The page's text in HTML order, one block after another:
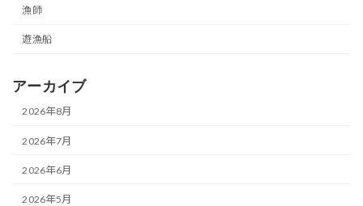
漁師
遊漁船
アーカイブ
2026年8月
2026年7月
2026年6月
2026年5月